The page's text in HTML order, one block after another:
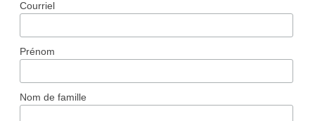
Courriel
Prénom
Nom de famille